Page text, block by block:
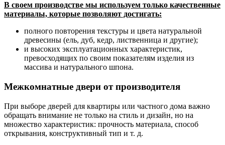
В своем производстве мы используем только качественные
материалы, которые позволяют достигать:
полного повторения текстуры и цвета натуральной
древесины (ель, дуб, кедр, лиственница и другие);
и высоких эксплуатационных характеристик,
превосходящих по своим показателям изделия из
массива и натурального шпона.
Межкомнатные двери от производителя
При выборе дверей для квартиры или частного дома важно
обращать внимание не только на стиль и дизайн, но на
множество характеристик: прочность материала, способ
открывания, конструктивный тип и т. д.